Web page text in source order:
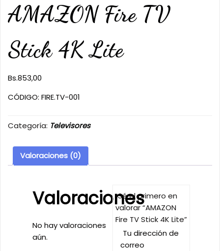
AMAZON Fire TV
Stick 4K Lite
Bs.853,00
CÓDIGO: FIRE.TV-001
Categoría: Televisores
Valoraciones (0)
Valoraciones
No hay valoraciones
aún.
Sé el primero en
valorar “AMAZON
Fire TV Stick 4K Lite”
Tu dirección de
correo